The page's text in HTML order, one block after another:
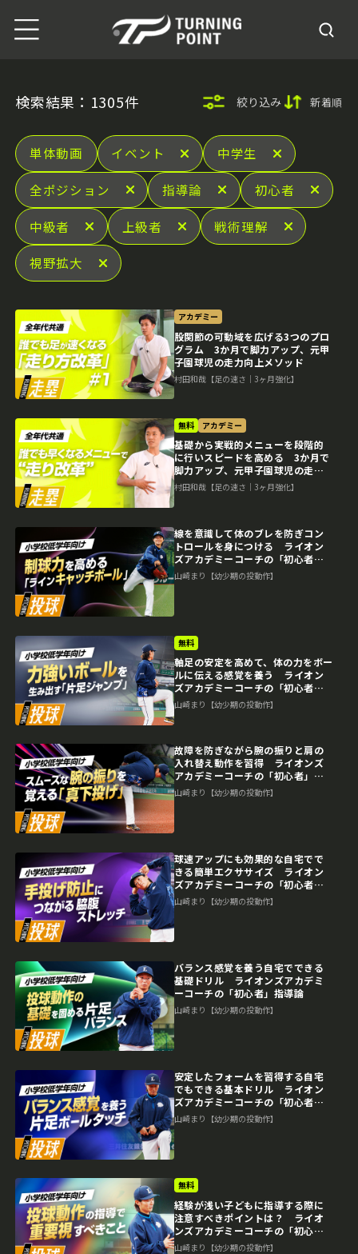
検索結果：1305件 絞り込み 新着順
単体動画 イベント 中学生
全ポジション 指導論 初心者
中級者 上級者 戦術理解
視野拡大
アカデミー
股関節の可動域を広げる3つのプロ
グラム 3か月で脚力アップ、元甲
子園球児の走力向上メソッド
村田和哉【足の速さ｜3ヶ月強化】
無料 アカデミー
基礎から実戦的メニューを段階的
に行いスピードを高める 3か月で
脚力アップ、元甲子園球児の走力
向上メソッド
村田和哉【足の速さ｜3ヶ月強化】
線を意識して体のブレを防ぎコン
トロールを身につける ライオン
ズアカデミーコーチの「初心者」
指導論
山崎まり【幼少期の投動作】
無料
軸足の安定を高めて、体の力をボー
ルに伝える感覚を養う ライオン
ズアカデミーコーチの「初心者」
指導論
山崎まり【幼少期の投動作】
故障を防ぎながら腕の振りと肩の
入れ替え動作を習得 ライオンズ
アカデミーコーチの「初心者」指
導論
山崎まり【幼少期の投動作】
球速アップにも効果的な自宅でで
きる簡単エクササイズ ライオン
ズアカデミーコーチの「初心者」
指導論
山崎まり【幼少期の投動作】
バランス感覚を養う自宅でできる
基礎ドリル ライオンズアカデミ
ーコーチの「初心者」指導論
山崎まり【幼少期の投動作】
安定したフォームを習得する自宅
でもできる基本ドリル ライオン
ズアカデミーコーチの「初心者」
指導論
山崎まり【幼少期の投動作】
無料
経験が浅い子どもに指導する際に
注意すべきポイントは？ ライオ
ンズアカデミーコーチの「初心
者」指導論
山崎まり【幼少期の投動作】